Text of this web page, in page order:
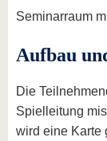
Seminarraum
Aufbau
Die
Spielleitung
wird eine Karte